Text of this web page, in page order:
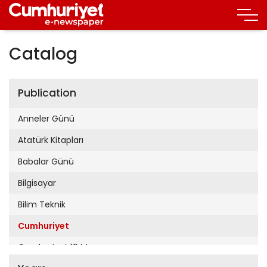
Catalog
Publication
Anneler Günü
Atatürk Kitapları
Babalar Günü
Bilgisayar
Bilim Teknik
Cumhuriyet
Cumhuriyet 19 Mayıs